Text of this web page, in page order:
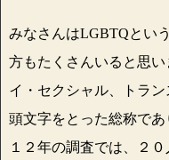
みなさんはLGBTQとい
方もたくさんいると思
イ・セクシャル、トラ
頭文字をとった総称で
１２年の調査では、２